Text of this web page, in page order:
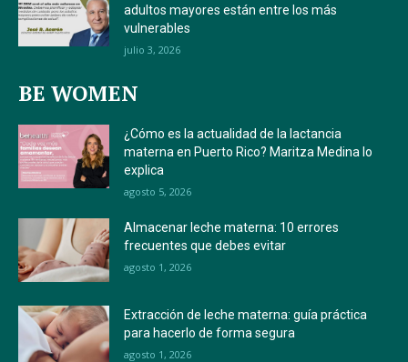
adultos mayores están entre los más
vulnerables
julio 3, 2026
BE WOMEN
¿Cómo es la actualidad de la lactancia
materna en Puerto Rico? Maritza Medina lo
explica
agosto 5, 2026
Almacenar leche materna: 10 errores
frecuentes que debes evitar
agosto 1, 2026
Extracción de leche materna: guía práctica
para hacerlo de forma segura
agosto 1, 2026